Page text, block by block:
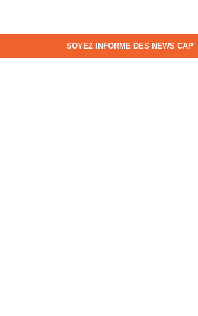
SOYEZ INFORME DES NEWS CAP'